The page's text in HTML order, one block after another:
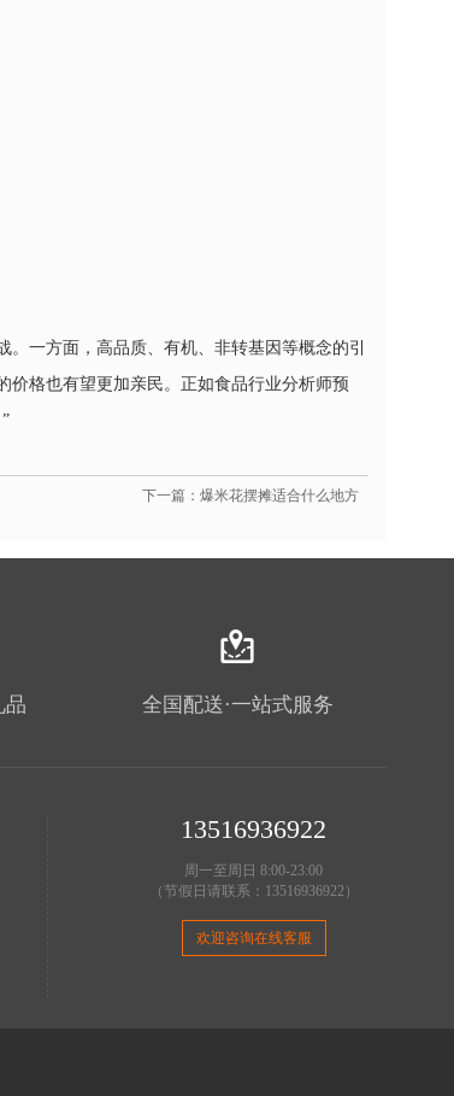
一方面，高品质、有机、非转基因等概念的引
价格也有望更加亲民。正如食品行业分析师预
下一篇：爆米花摆摊适合什么地方
品 全国配送·一站式服务
13516936922
周一至周日 8:00-23:00
（节假日请联系：13516936922）
欢迎咨询在线客服